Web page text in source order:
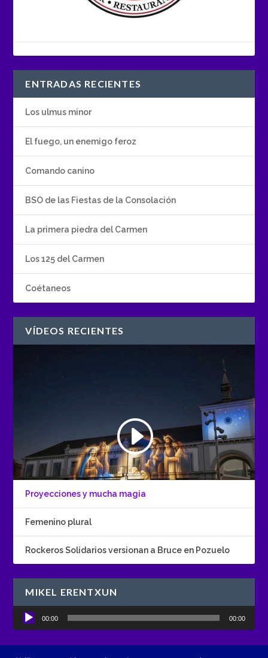
ENTRADAS RECIENTES
Los ulmus minor
El fuego, un enemigo feroz
Comando canino
BSO de las Fiestas de la Consolación
La primera piedra del Carmen
Los 125 del Carmen
Coétaneos
VÍDEOS RECIENTES
Proyecciones y mucha magia
Femenino plural
Rockeros Solidarios versionan a Bruce en Pozuelo
MIKEL ERENTXUN
Reproductor
de
00:00 00:00